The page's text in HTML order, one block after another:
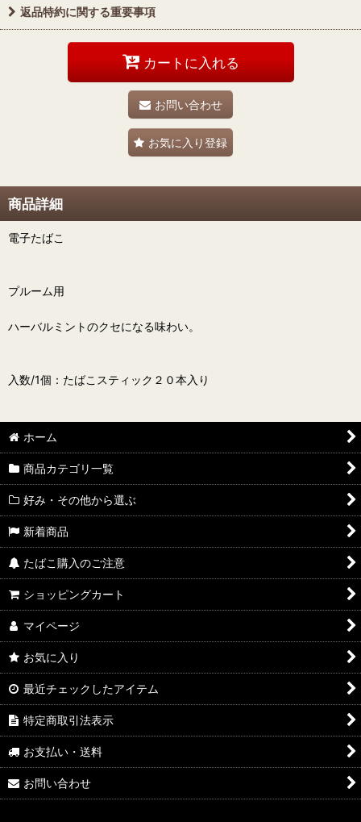
返品特約に関する重要事項
カートに入れる
お問い合わせ
お気に入り登録
商品詳細
電子たばこ
プルーム用
ハーバルミントのクセになる味わい。
入数/1個：たばこスティック２０本入り
ホーム
商品カテゴリ一覧
好み・その他から選ぶ
新着商品
たばこ購入のご注意
ショッピングカート
マイページ
お気に入り
最近チェックしたアイテム
特定商取引法表示
お支払い・送料
お問い合わせ